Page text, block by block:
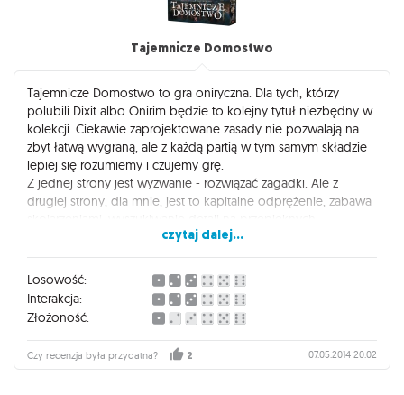
Tajemnicze Domostwo
Tajemnicze Domostwo to gra oniryczna. Dla tych, którzy
polubili Dixit albo Onirim będzie to kolejny tytuł niezbędny w
kolekcji. Ciekawie zaprojektowane zasady nie pozwalają na
zbyt łatwą wygraną, ale z każdą partią w tym samym składzie
lepiej się rozumiemy i czujemy grę.
Z jednej strony jest wyzwanie - rozwiązać zagadki. Ale z
drugiej strony, dla mnie, jest to kapitalne odprężenie, zabawa
ilustracjach i powiązań z osobowością Ducha.
Zachęcam, bo warto poznać wyjątkowo oryginalną grę!
czytaj dalej...
Losowość:
Interakcja:
Złożoność:
Czy recenzja była przydatna? 2 07.05.2014 20:02